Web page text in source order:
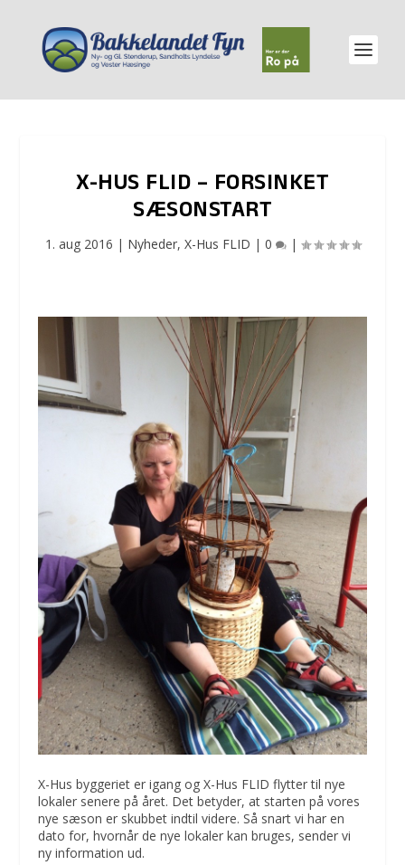
X-HUS FLID – FORSINKET
SÆSONSTART
1. aug 2016 | Nyheder, X-Hus FLID | 0 |
X-Hus byggeriet er igang og X-Hus FLID flytter til nye
lokaler senere på året. Det betyder, at starten på vores
nye sæson er skubbet indtil videre. Så snart vi har en
dato for, hvornår de nye lokaler kan bruges, sender vi
ny information ud.